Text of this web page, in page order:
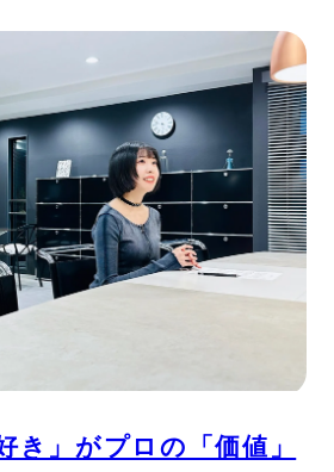
き」がプロの「価値」